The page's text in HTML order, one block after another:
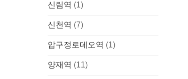
신림역 (1)
신천역 (7)
압구정로데오역 (1)
양재역 (11)